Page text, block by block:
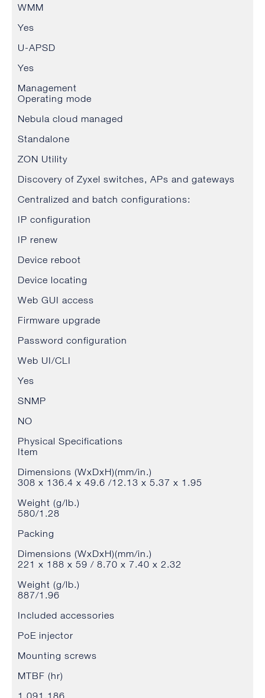
WMM
Yes
U-APSD
Yes
Management
Operating mode
Nebula cloud managed
Standalone
ZON Utility
Discovery of Zyxel switches, APs and gateways
Centralized and batch configurations:
IP configuration
IP renew
Device reboot
Device locating
Web GUI access
Firmware upgrade
Password configuration
Web UI/CLI
Yes
SNMP
NO
Physical Specifications
Item
Dimensions (WxDxH)(mm/in.)
308 x 136.4 x 49.6 /12.13 x 5.37 x 1.95
Weight (g/lb.)
580/1.28
Packing
Dimensions (WxDxH)(mm/in.)
221 x 188 x 59 / 8.70 x 7.40 x 2.32
Weight (g/lb.)
887/1.96
Included accessories
PoE injector
Mounting screws
MTBF (hr)
1,091,186